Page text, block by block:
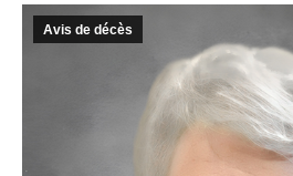
Avis de décès